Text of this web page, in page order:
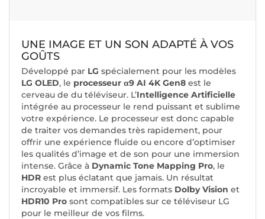
UNE IMAGE ET UN SON ADAPTÉ À VOS
GOÛTS
Développé par LG spécialement pour les modèles
LG OLED, le processeur α9 AI 4K Gen8 est le
cerveau de du téléviseur. L’Intelligence Artificielle
intégrée au processeur le rend puissant et sublime
votre expérience. Le processeur est donc capable
de traiter vos demandes très rapidement, pour
offrir une expérience fluide ou encore d’optimiser
les qualités d’image et de son pour une immersion
intense. Grâce à Dynamic Tone Mapping Pro, le
HDR est plus éclatant que jamais. Un résultat
incroyable et immersif. Les formats Dolby Vision et
HDR10 Pro sont compatibles sur ce téléviseur LG
pour le meilleur de vos films.